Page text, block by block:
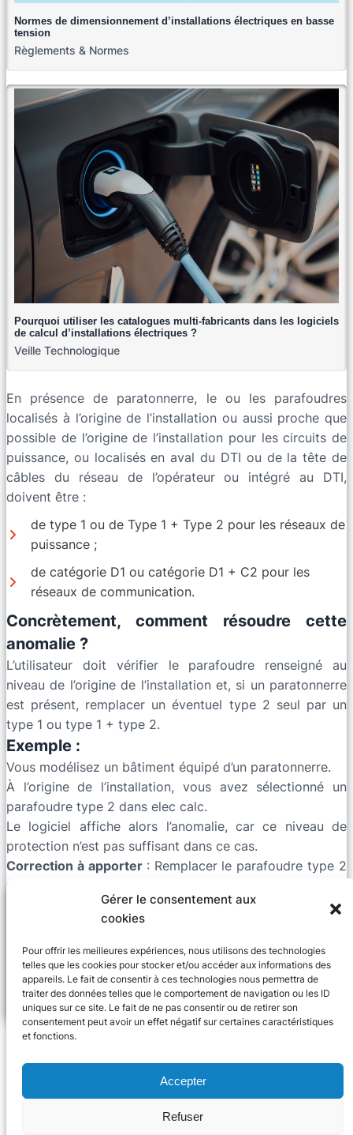
Gérer le consentement aux
cookies
Pour offrir les meilleures expériences, nous utilisons des technologies
telles que les cookies pour stocker et/ou accéder aux informations des
appareils. Le fait de consentir à ces technologies nous permettra de
traiter des données telles que le comportement de navigation ou les ID
uniques sur ce site. Le fait de ne pas consentir ou de retirer son
consentement peut avoir un effet négatif sur certaines caractéristiques
et fonctions.
Accepter
Refuser
Normes de dimensionnement d’installations électriques en basse
tension
Règlements & Normes
Pourquoi utiliser les catalogues multi-fabricants dans les logiciels
de calcul d’installations électriques ?
Veille Technologique
En présence de paratonnerre, le ou les parafoudres
localisés à l’origine de l’installation ou aussi proche que
possible de l’origine de l’installation pour les circuits de
puissance, ou localisés en aval du DTI ou de la tête de
câbles du réseau de l’opérateur ou intégré au DTI,
doivent être :
de type 1 ou de Type 1 + Type 2 pour les réseaux de
puissance ;
de catégorie D1 ou catégorie D1 + C2 pour les
réseaux de communication.
Concrètement, comment résoudre cette
anomalie ?
L’utilisateur doit vérifier le parafoudre renseigné au
niveau de l’origine de l’installation et, si un paratonnerre
est présent, remplacer un éventuel type 2 seul par un
type 1 ou type 1 + type 2.
Exemple :
Vous modélisez un bâtiment équipé d’un paratonnerre.
À l’origine de l’installation, vous avez sélectionné un
parafoudre type 2 dans elec calc.
Le logiciel affiche alors l’anomalie, car ce niveau de
protection n’est pas suffisant dans ce cas.
Correction à apporter : Remplacer le parafoudre type 2
par un parafoudre type 1 ou type 1 + type 2 à l’origine
de l’installation ;
Si un paratonnerre existe sur le bâtiment, le premier
parafoudre placé à l’arrivée de l’installation doit être de
type 1 minimum.